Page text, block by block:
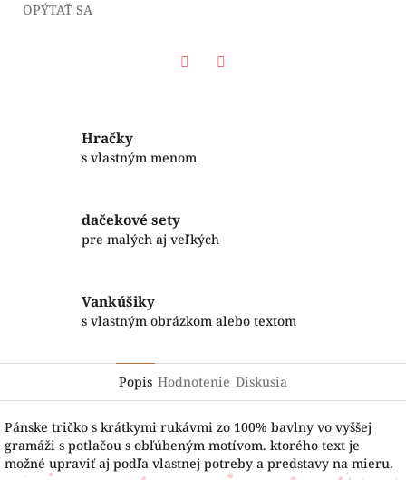
OPÝTAŤ SA
Hračky
s vlastným menom
dačekové sety
pre malých aj veľkých
Vankúšiky
s vlastným obrázkom alebo textom
Popis Hodnotenie Diskusia
Pánske tričko s krátkymi rukávmi zo 100% bavlny vo vyššej
gramáži s potlačou s obľúbeným motívom. ktorého text je
možné upraviť aj podľa vlastnej potreby a predstavy na mieru.